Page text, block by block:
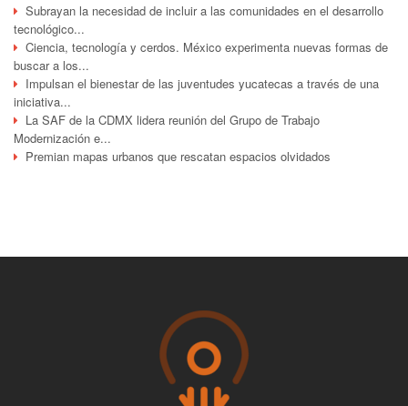
Subrayan la necesidad de incluir a las comunidades en el desarrollo
tecnológico...
Ciencia, tecnología y cerdos. México experimenta nuevas formas de
buscar a los...
Impulsan el bienestar de las juventudes yucatecas a través de una
iniciativa...
La SAF de la CDMX lidera reunión del Grupo de Trabajo
Modernización e...
Premian mapas urbanos que rescatan espacios olvidados